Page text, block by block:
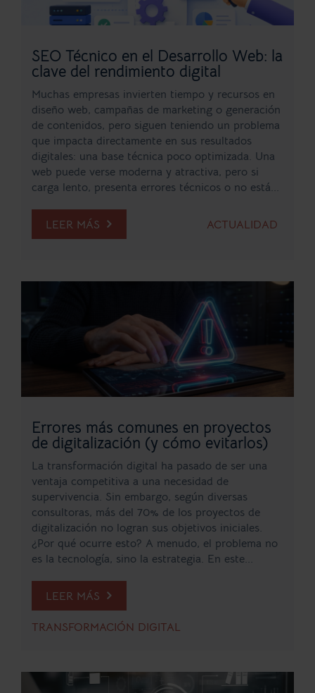
SEO Técnico en el Desarrollo Web: la
clave del rendimiento digital
Muchas empresas invierten tiempo y recursos en
diseño web, campañas de marketing o generación
de contenidos, pero siguen teniendo un problema
que impacta directamente en sus resultados
digitales: una base técnica poco optimizada. Una
web puede verse moderna y atractiva, pero si
carga lento, presenta errores técnicos o no está...
LEER MÁS ACTUALIDAD
Errores más comunes en proyectos
de digitalización (y cómo evitarlos)
La transformación digital ha pasado de ser una
ventaja competitiva a una necesidad de
supervivencia. Sin embargo, según diversas
consultoras, más del 70% de los proyectos de
digitalización no logran sus objetivos iniciales.
¿Por qué ocurre esto? A menudo, el problema no
es la tecnología, sino la estrategia. En este...
LEER MÁS
TRANSFORMACIÓN DIGITAL